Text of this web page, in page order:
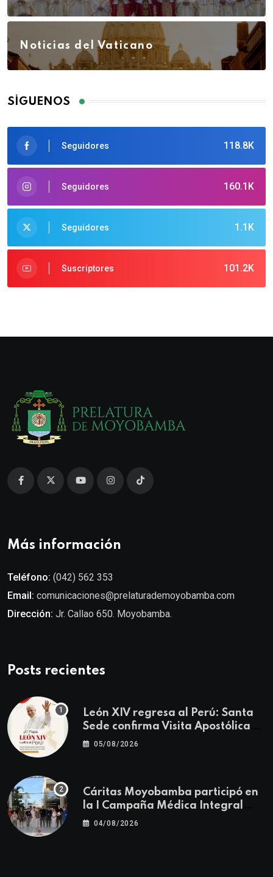
Noticias del Vaticano
SÍGUENOS
118.8K
Seguidores
160.1K
Seguidores
1.1K
Seguidores
101.2K
Suscriptores
Más información
Teléfono: (042) 562 353
Email: comunicaciones@prelaturademoyobamba.com
Dirección: Jr. Callao 650. Moyobamba.
Posts recientes
León XIV regresa al Perú: Santa
Sede confirma Visita Apostólica
del 11 al 17 de noviembre
05/08/2026
Cáritas Moyobamba participó en
la I Campaña Médica Integral
Gratuita llevando salud y
04/08/2026